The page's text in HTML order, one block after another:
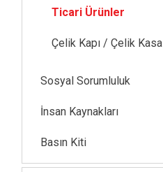
Ticari Ürünler
Çelik Kapı / Çelik Kasa
Sosyal Sorumluluk
İnsan Kaynakları
Basın Kiti